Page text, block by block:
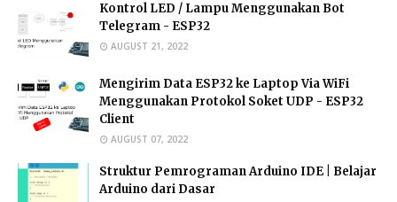
Kontrol LED / Lampu Menggunakan Bot
Telegram - ESP32
AUGUST 21, 2022
Mengirim Data ESP32 ke Laptop Via WiFi
Menggunakan Protokol Soket UDP - ESP32
Client
AUGUST 07, 2022
Struktur Pemrograman Arduino IDE | Belajar
Arduino dari Dasar